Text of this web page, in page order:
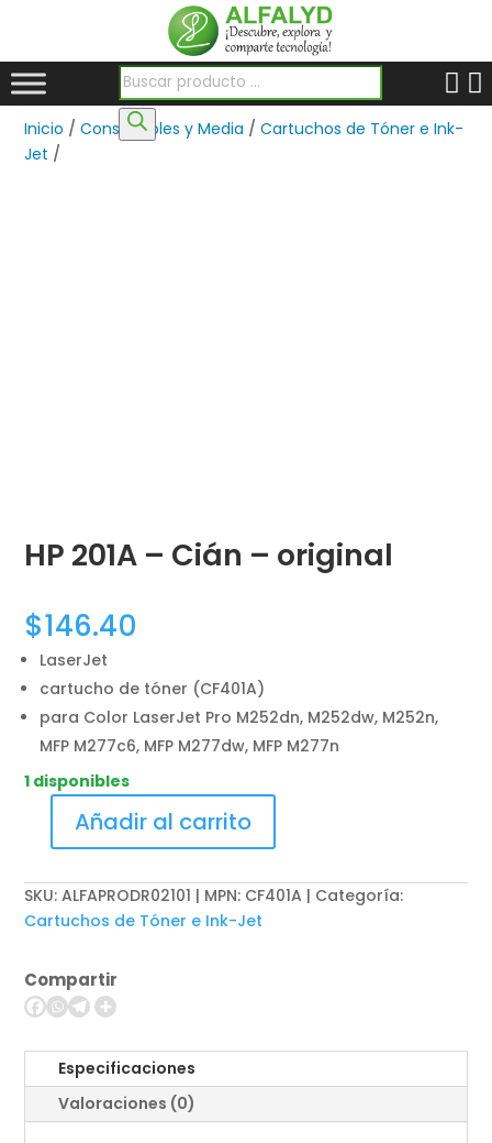
Búsqueda de productos
Inicio /Consumibles y Media /Cartuchos de Tóner e Ink-
Jet /
HP 201A – Cián – original
$146.40
LaserJet
cartucho de tóner (CF401A)
para Color LaserJet Pro M252dn, M252dw, M252n,
MFP M277c6, MFP M277dw, MFP M277n
1 disponibles
-
cantidad
Añadir al carrito
SKU:ALFAPRODR02101 | MPN: CF401A
Categoría:
Cartuchos de Tóner e Ink-Jet
Compartir
Especificaciones
Valoraciones (0)